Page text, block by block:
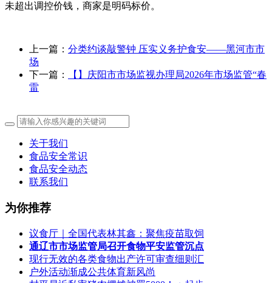
未超出调控价钱，商家是明码标价。
上一篇： 分类约谈敲警钟 压实义务护食安——黑河市市
场
下一篇：
【】庆阳市市场监视办理局2026年市场监管“春
雷
关于我们
食品安全常识
食品安全动态
联系我们
为你推荐
议食厅｜全国代表林其鑫：聚焦疫苗取饲
通辽市市场监管局召开食物平安监管沉点
现行无效的各类食物出产许可审查细则汇
户外活动渐成公共体育新风尚